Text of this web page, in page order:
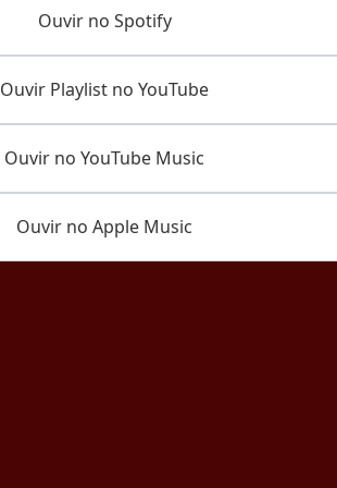
Ouvir no Spotify
Ouvir Playlist no YouTube
Ouvir no YouTube Music
Ouvir no Apple Music